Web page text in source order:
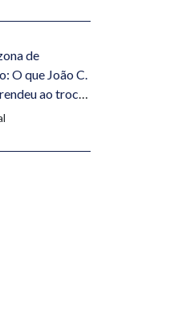
de
O que João C.
ao trocar
pelo Dubai